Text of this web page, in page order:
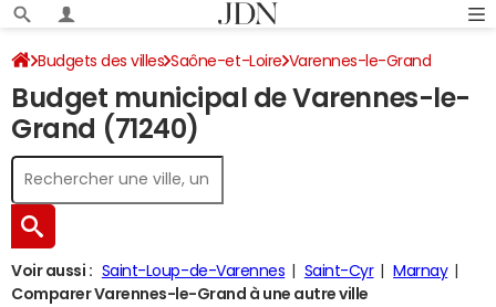
Budgets des villes Saône-et-Loire Varennes-le-Grand
Budget 2024
Budget municipal de Varennes-le-
Grand (71240)
Voir aussi : Saint-Loup-de-Varennes Saint-Cyr
Marnay
Comparer Varennes-le-Grand à une autre ville